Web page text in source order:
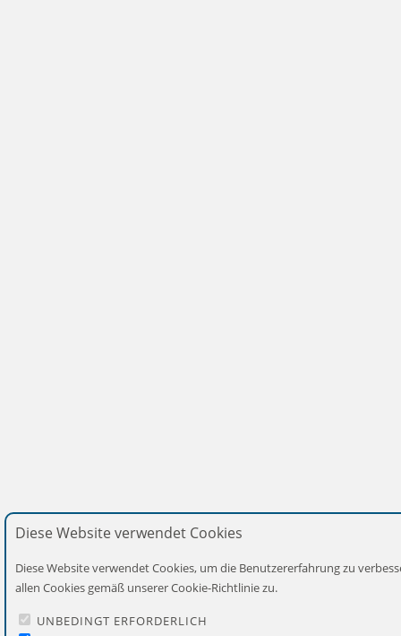
Diese Website verwendet Cookies
Diese Website verwendet Cookies, um die Benutzererfahrung zu
allen Cookies gemäß unserer Cookie-Richtlinie zu.
UNBEDINGT ERFORDERLICH